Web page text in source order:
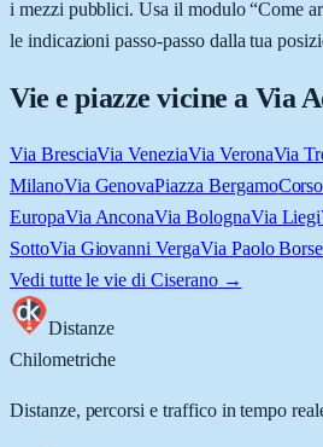
i mezzi pubblici. Usa il modulo “Come
le indicazioni passo-passo dalla tua
Vie e piazze vicine a Via
Via BresciaVia VeneziaVia VeronaVia
MilanoVia GenovaPiazza Bergamo
EuropaVia AnconaVia BolognaVia Liegi
SottoVia Giovanni VergaVia Paolo
Vedi tutte le vie di Ciserano→
Distanze
Chilometriche
Distanze, percorsi e traffico in tempo